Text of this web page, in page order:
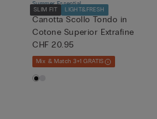
SLIM FIT LIGHT&FRESH
Summer Essential
Canotta Scollo Tondo in
Cotone Superior Extrafine
CHF 20.95
Mix & Match 3+1 GRATIS